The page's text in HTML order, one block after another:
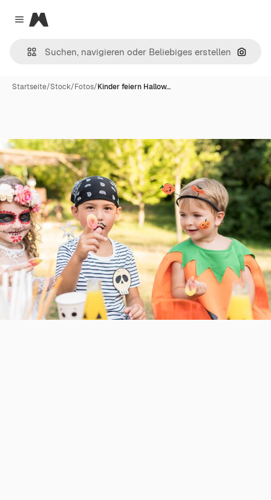
Close menu
Magnific
Nach
Startseite/Stock/Fotos/Kinder feiern Hallow…